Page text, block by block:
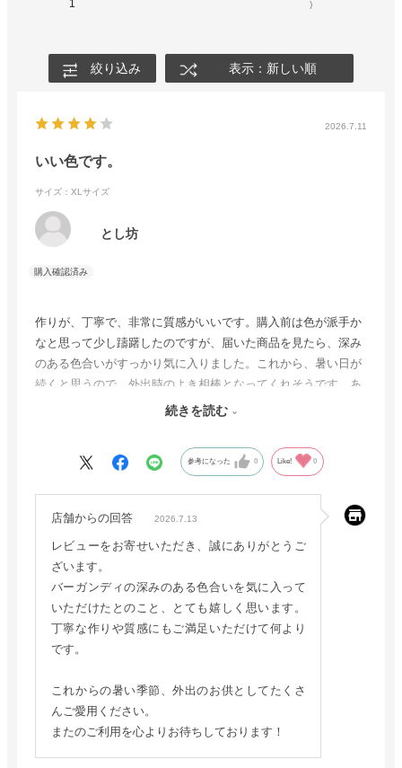
1 )
絞り込み 表示：新しい順
2026.7.11
いい色です。
サイズ：XLサイズ
とし坊
作りが、丁寧で、非常に質感がいいです。購入前は色が派手か
なと思って少し躊躇したのですが、届いた商品を見たら、深み
のある色合いがすっかり気に入りました。これから、暑い日が
続くと思うので、外出時のよき相棒となってくれそうです。あ
りがとうございました。これからも、是非素敵な商品を提供し
続きを読む
参考になった 0 Like! 0
店舗からの回答 2026.7.13
レビューをお寄せいただき、誠にありがとうご
ざいます。
バーガンディの深みのある色合いを気に入って
いただけたとのこと、とても嬉しく思います。
丁寧な作りや質感にもご満足いただけて何より
です。
これからの暑い季節、外出のお供としてたくさ
んご愛用ください。
またのご利用を心よりお待ちしております！